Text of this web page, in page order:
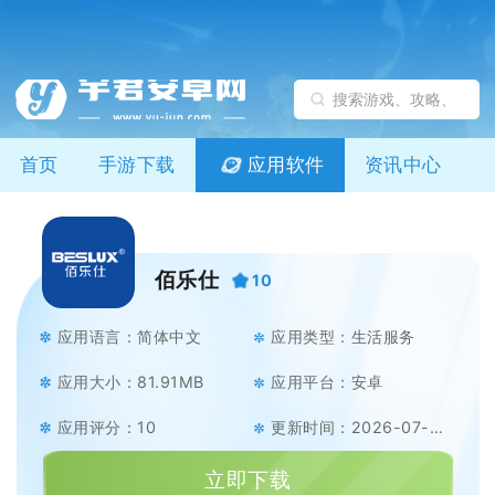
首页 手游下载 应用软件 资讯中心
佰乐仕 10
应用语言：简体中文 应用类型：生活服务
应用大小：81.91MB 应用平台：安卓
应用评分：10 更新时间：2026-07-08
立即下载